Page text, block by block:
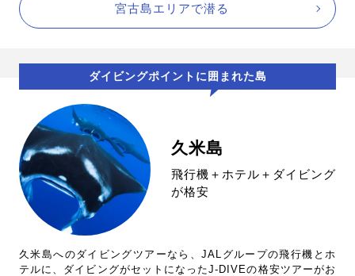
宮古島エリアで潜る
ダイビングポイントに囲まれた島
久米島
飛行機＋ホテル＋ダイビング
が格安
久米島へのダイビングツアーなら、JALグループの飛行機とホ
テルに、ダイビングがセットになったJ-DIVEの格安ツアーがお